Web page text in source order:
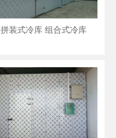
拼装式冷库 组合式冷库